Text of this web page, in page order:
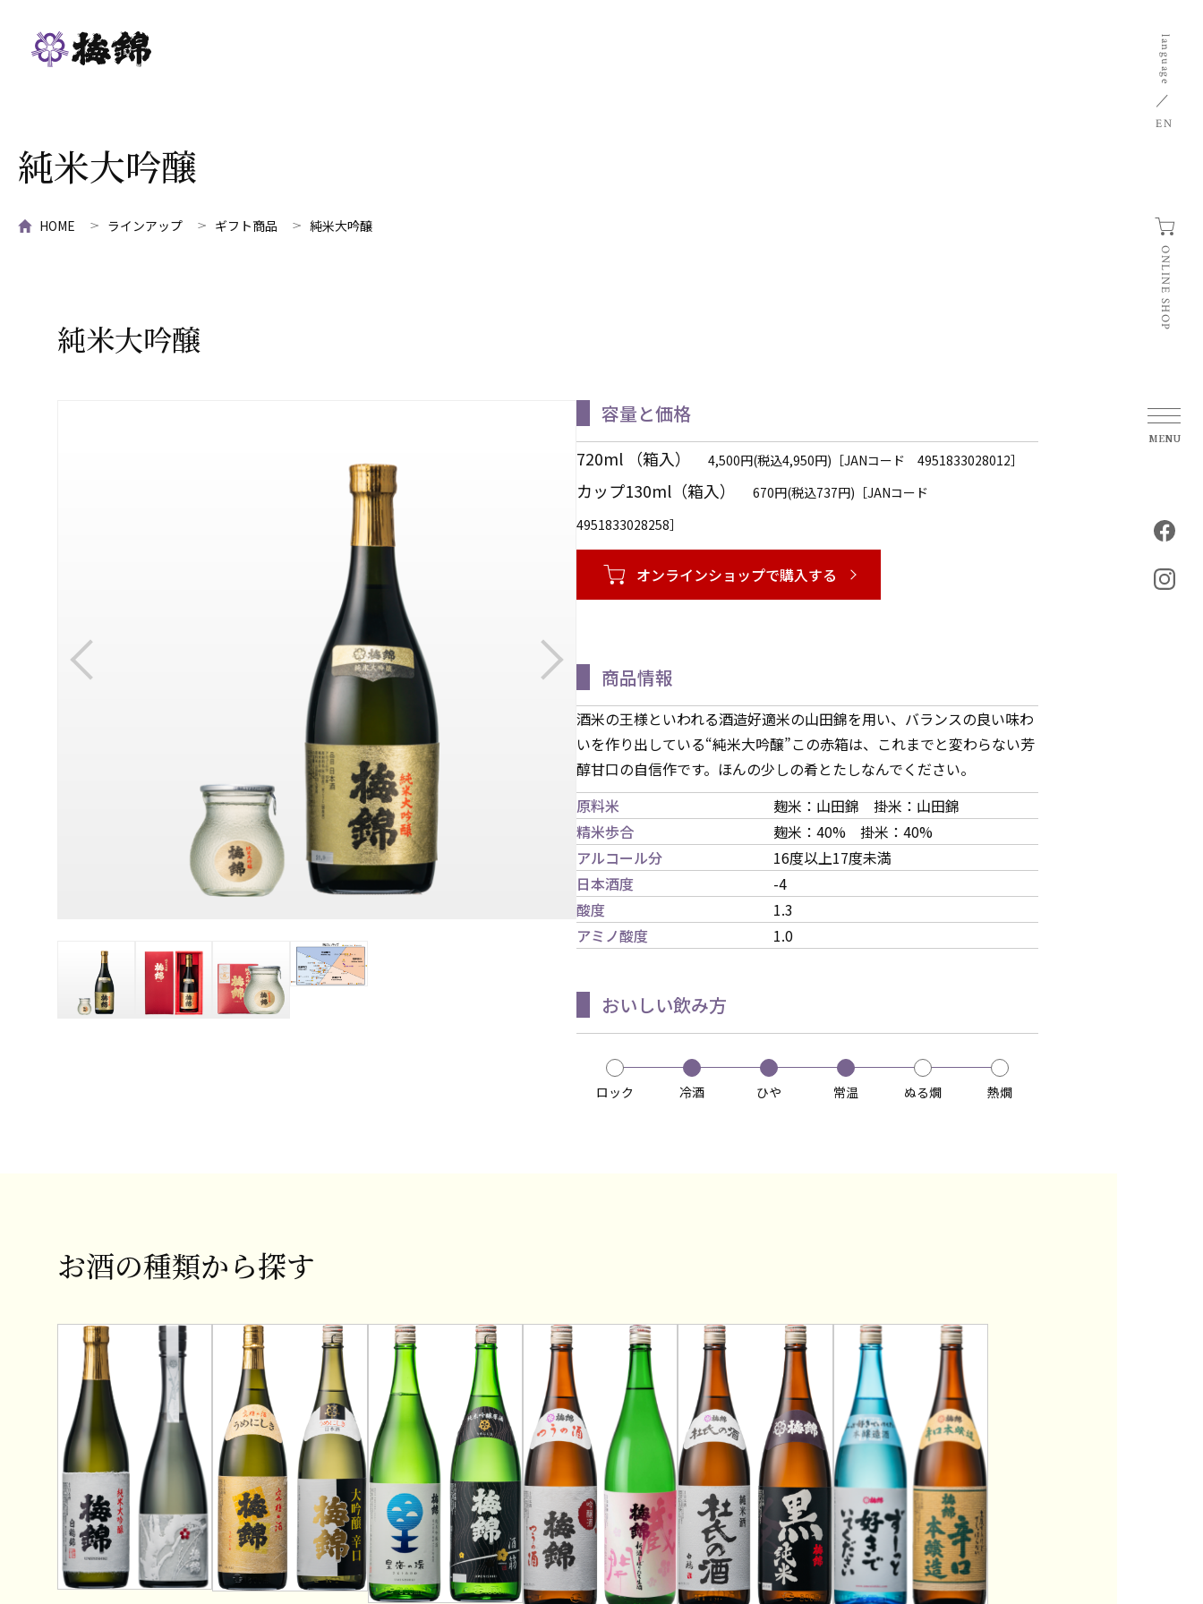
language
EN
ONLINE SHOP
純米大吟醸
HOME ラインアップ ギフト商品 純米大吟醸
純米大吟醸
容量と価格
720ml （箱入） 4,500円(税込4,950円)［JANコード 4951833028012］
カップ130ml（箱入）
670円(税込737円)［JANコード
4951833028258］
オンラインショップで購入する
商品情報
酒米の王様といわれる酒造好適米の山田錦を用い、バランスの良い味わ
いを作り出している“純米大吟醸”この赤箱は、これまでと変わらない芳
醇甘口の自信作です。ほんの少しの肴とたしなんでください。
原料米
麹米：山田錦 掛米：山田錦
精米歩合
麹米：40% 掛米：40%
アルコール分
16度以上17度未満
日本酒度
-4
酸度
1.3
アミノ酸度
1.0
おいしい飲み方
ロック 冷酒 ひや 常温 ぬる燗 熱燗
お酒の種類から探す